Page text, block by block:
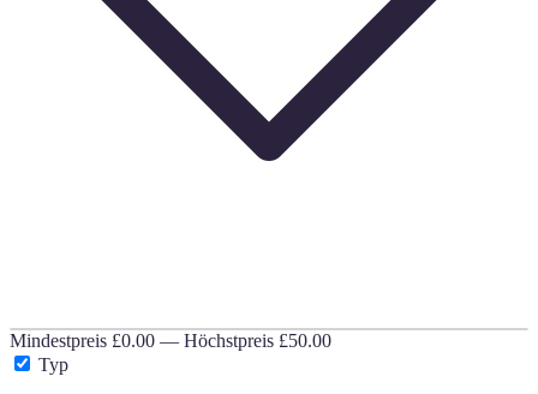
Mindestpreis £0.00 — Höchstpreis £50.00
Typ